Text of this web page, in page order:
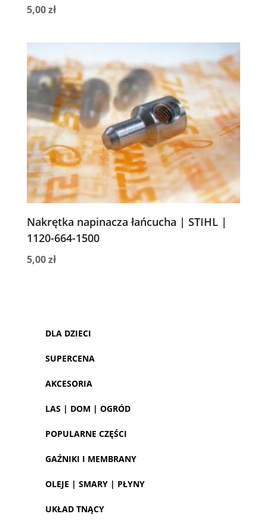
5,00zł
Nakrętka napinacza łańcucha | STIHL |
1120-664-1500
5,00zł
DLA DZIECI
SUPERCENA
AKCESORIA
LAS | DOM | OGRÓD
POPULARNE CZĘŚCI
GAŹNIKI I MEMBRANY
OLEJE | SMARY | PŁYNY
UKŁAD TNĄCY